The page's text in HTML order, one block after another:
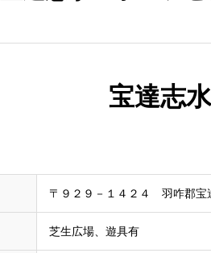
宝達志
〒９２９－１４２４ 羽咋郡宝
芝生広場、遊具有